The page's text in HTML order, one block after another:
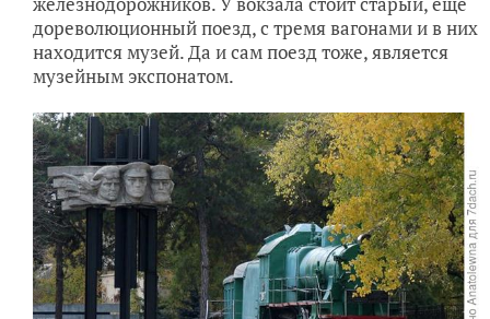
дореволюционный поезд, с тремя вагонами и в них
находится музей. Да и сам поезд тоже, является
музейным экспонатом.